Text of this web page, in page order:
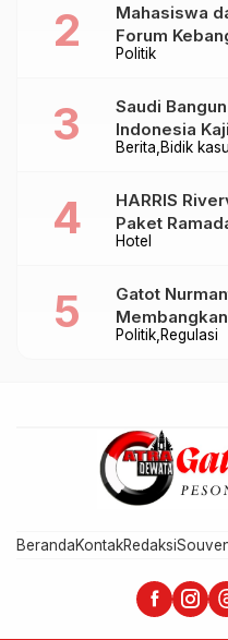
Politik
Mahasiswa
Forum
Berita Bidik
Saudi
Indonesia
Baru Sampai
Hotel
HARRIS
Paket
Takjil hingga
Politik Regulasi
Gatot
Tegaskan
BerandaKontakRedaksi